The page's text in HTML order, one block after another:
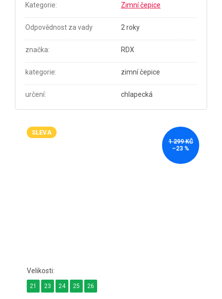
Kategorie: Zimní čepice
Odpovědnost za vady 2 roky
značka: RDX
kategorie: zimní čepice
určení: chlapecká
SLEVA
1 299 KČ
–23 %
21 23 24 25 26